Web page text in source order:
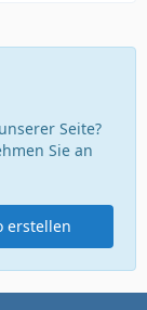
Seite?
Sie an
erstellen